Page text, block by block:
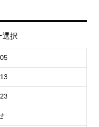
選択